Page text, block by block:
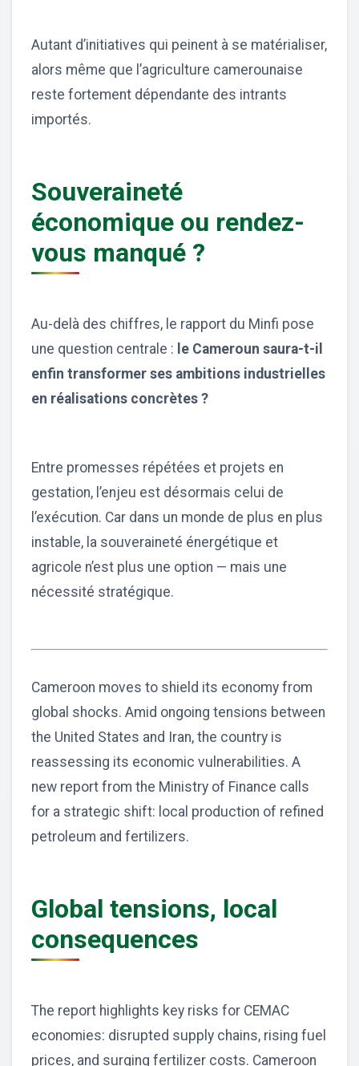
Autant d’initiatives qui peinent à se matérialiser,
alors même que l’agriculture camerounaise
reste fortement dépendante des intrants
importés.
Souveraineté
économique ou rendez-
vous manqué ?
Au-delà des chiffres, le rapport du Minfi pose
une question centrale : le Cameroun saura-t-il
enfin transformer ses ambitions industrielles
en réalisations concrètes ?
Entre promesses répétées et projets en
gestation, l’enjeu est désormais celui de
l’exécution. Car dans un monde de plus en plus
instable, la souveraineté énergétique et
agricole n’est plus une option — mais une
nécessité stratégique.
Cameroon moves to shield its economy from
global shocks. Amid ongoing tensions between
the United States and Iran, the country is
reassessing its economic vulnerabilities. A
new report from the Ministry of Finance calls
for a strategic shift: local production of refined
petroleum and fertilizers.
Global tensions, local
consequences
The report highlights key risks for CEMAC
economies: disrupted supply chains, rising fuel
prices, and surging fertilizer costs. Cameroon